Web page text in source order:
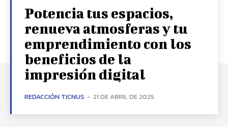
Potencia tus espacios,
renueva atmosferas y tu
emprendimiento con los
beneficios de la
impresión digital
REDACCIÓN TICNUS - 21 DE ABRIL DE 2025